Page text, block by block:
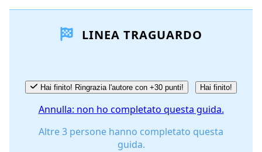
Aggiungi Commento
Annulla Pubblica commento
LINEA TRAGUARDO
Hai finito! Ringrazia l'autore con +30 punti! Hai finito!
Annulla: non ho completato questa guida.
Altre 3 persone hanno completato questa
guida.